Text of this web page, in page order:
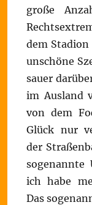
große
dem
unschöne
sauer
im Ausland
von dem
Glück nur
der
ich habe
Das